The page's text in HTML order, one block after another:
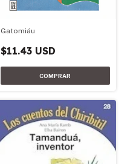
Gatomiáu
$11.43 USD